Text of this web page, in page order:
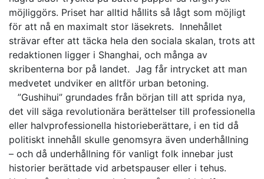
möjliggörs. Priset har alltid hållits så lågt som möjligt
för att nå en maximalt stor läsekrets. Innehållet
strävar efter att täcka hela den sociala skalan, trots att
redaktionen ligger i Shanghai, och många av
skribenterna bor på landet. Jag får intrycket att man
medvetet undviker en alltför urban betoning.
”Gushihui” grundades från början till att sprida nya,
det vill säga revolutionära berättelser till professionella
eller halvprofessionella historieberättare, i en tid då
politiskt innehåll skulle genomsyra även underhållning
– och då underhållning för vanligt folk innebar just
historier berättade vid arbetspauser eller i tehus.